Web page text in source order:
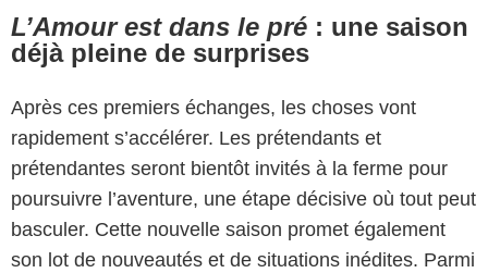
L’Amour est dans le pré : une saison
déjà pleine de surprises
Après ces premiers échanges, les choses vont
rapidement s’accélérer. Les prétendants et
prétendantes seront bientôt invités à la ferme pour
poursuivre l’aventure, une étape décisive où tout peut
basculer. Cette nouvelle saison promet également
son lot de nouveautés et de situations inédites. Parmi